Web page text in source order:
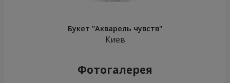
Букет "Акварель чувств"
Киев
Фотогалерея